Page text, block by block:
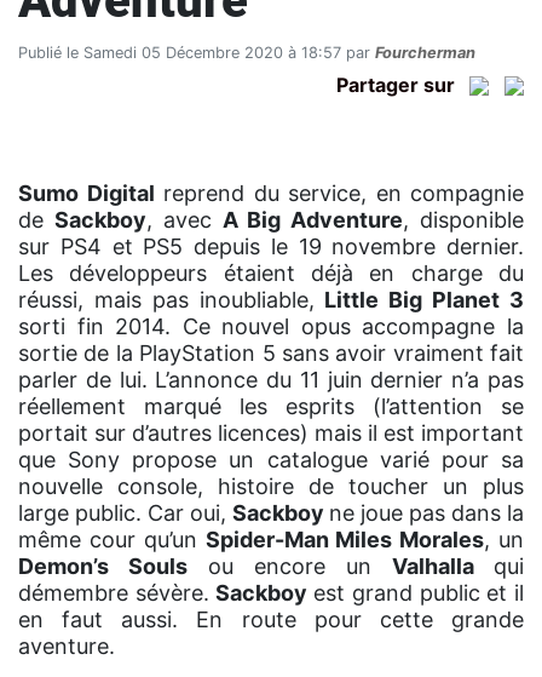
Publié le Samedi 05 Décembre 2020 à 18:57 par Fourcherman
Partager sur
Sumo Digital reprend du service, en compagnie
de Sackboy, avec A Big Adventure, disponible
sur PS4 et PS5 depuis le 19 novembre dernier.
Les développeurs étaient déjà en charge du
réussi, mais pas inoubliable, Little Big Planet 3
sorti fin 2014. Ce nouvel opus accompagne la
sortie de la PlayStation 5 sans avoir vraiment fait
parler de lui. L’annonce du 11 juin dernier n’a pas
réellement marqué les esprits (l’attention se
portait sur d’autres licences) mais il est important
que Sony propose un catalogue varié pour sa
nouvelle console, histoire de toucher un plus
large public. Car oui, Sackboy ne joue pas dans la
même cour qu’un Spider-Man Miles Morales, un
Demon’s Souls ou encore un Valhalla qui
démembre sévère.Sackboy est grand public et il
en faut aussi. En route pour cette grande
aventure.